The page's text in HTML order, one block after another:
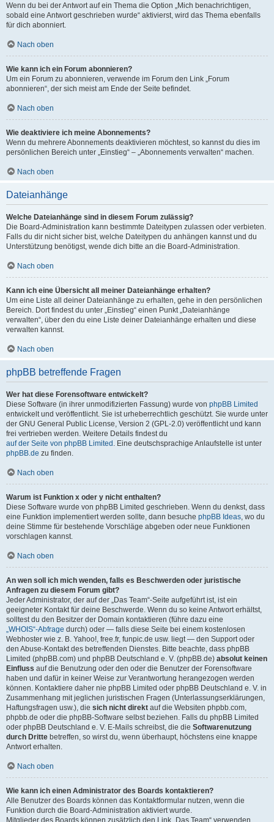
Wenn du bei der Antwort auf ein Thema die Option „Mich benachrichtigen,
sobald eine Antwort geschrieben wurde“ aktivierst, wird das Thema ebenfalls
für dich abonniert.
Nach oben
Wie kann ich ein Forum abonnieren?
Um ein Forum zu abonnieren, verwende im Forum den Link „Forum
abonnieren“, der sich meist am Ende der Seite befindet.
Nach oben
Wie deaktiviere ich meine Abonnements?
Wenn du mehrere Abonnements deaktivieren möchtest, so kannst du dies im
persönlichen Bereich unter „Einstieg“ – „Abonnements verwalten“ machen.
Nach oben
Dateianhänge
Welche Dateianhänge sind in diesem Forum zulässig?
Die Board-Administration kann bestimmte Dateitypen zulassen oder verbieten.
Falls du dir nicht sicher bist, welche Dateitypen du anhängen kannst und du
Unterstützung benötigst, wende dich bitte an die Board-Administration.
Nach oben
Kann ich eine Übersicht all meiner Dateianhänge erhalten?
Um eine Liste all deiner Dateianhänge zu erhalten, gehe in den persönlichen
Bereich. Dort findest du unter „Einstieg“ einen Punkt „Dateianhänge
verwalten“, über den du eine Liste deiner Dateianhänge erhalten und diese
verwalten kannst.
Nach oben
phpBB betreffende Fragen
Wer hat diese Forensoftware entwickelt?
Diese Software (in ihrer unmodifizierten Fassung) wurde von phpBB Limited
entwickelt und veröffentlicht. Sie ist urheberrechtlich geschützt. Sie wurde unter
der GNU General Public License, Version 2 (GPL-2.0) veröffentlicht und kann
frei vertrieben werden. Weitere Details findest du
auf der Seite von phpBB Limited . Eine deutschsprachige Anlaufstelle ist unter
phpBB.de zu finden.
Nach oben
Warum ist Funktion x oder y nicht enthalten?
Diese Software wurde von phpBB Limited geschrieben. Wenn du denkst, dass
eine Funktion implementiert werden sollte, dann besuche phpBB Ideas, wo du
deine Stimme für bestehende Vorschläge abgeben oder neue Funktionen
vorschlagen kannst.
Nach oben
An wen soll ich mich wenden, falls es Beschwerden oder juristische
Anfragen zu diesem Forum gibt?
Jeder Administrator, der auf der „Das Team“-Seite aufgeführt ist, ist ein
geeigneter Kontakt für deine Beschwerde. Wenn du so keine Antwort erhältst,
solltest du den Besitzer der Domain kontaktieren (führe dazu eine
„WHOIS“-Abfrage durch) oder — falls diese Seite bei einem kostenlosen
Webhoster wie z. B. Yahoo!, free.fr, funpic.de usw. liegt — den Support oder
den Abuse-Kontakt des betreffenden Dienstes. Bitte beachte, dass phpBB
Limited (phpBB.com) und phpBB Deutschland e. V. (phpBB.de) absolut keinen
Einfluss auf die Benutzung oder den oder die Benutzer der Forensoftware
haben und dafür in keiner Weise zur Verantwortung herangezogen werden
können. Kontaktiere daher nie phpBB Limited oder phpBB Deutschland e. V. in
Zusammenhang mit jeglichen juristischen Fragen (Unterlassungserklärungen,
Haftungsfragen usw.), die sich nicht direkt auf die Websiten phpbb.com,
phpbb.de oder die phpBB-Software selbst beziehen. Falls du phpBB Limited
oder phpBB Deutschland e. V. E-Mails schreibst, die die Softwarenutzung
durch Dritte betreffen, so wirst du, wenn überhaupt, höchstens eine knappe
Antwort erhalten.
Nach oben
Wie kann ich einen Administrator des Boards kontaktieren?
Alle Benutzer des Boards können das Kontaktformular nutzen, wenn die
Funktion durch die Board-Administration aktiviert wurde.
Mitglieder des Boards können zusätzlich den Link „Das Team“ verwenden.